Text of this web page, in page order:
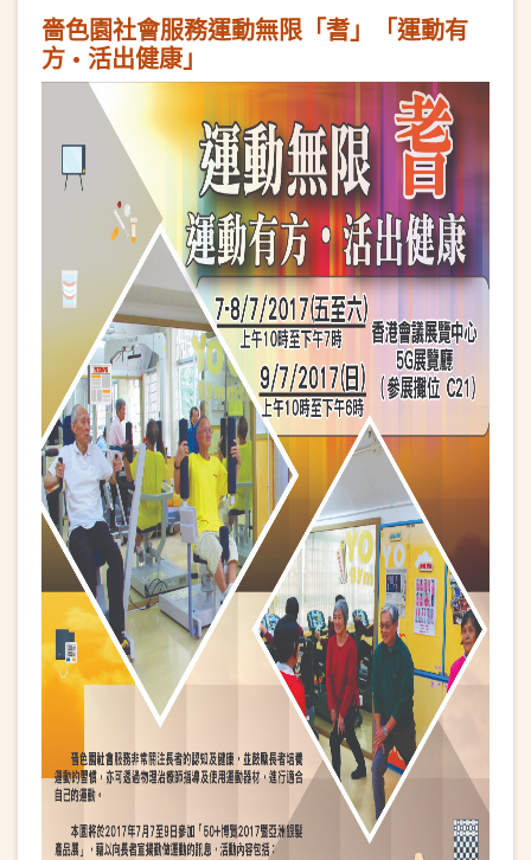
嗇色園社會服務運動無限「耆」「運動有
方 • 活出健康」